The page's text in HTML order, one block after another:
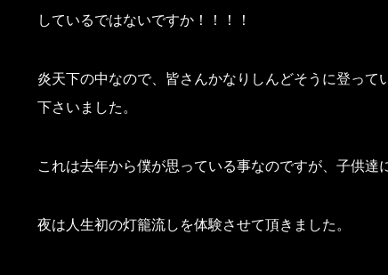
しているではないですか！！！！
炎天下の中なので、皆さんかなりしんどそうに登っ
下さいました。
これは去年から僕が思っている事なのですが、子供
夜は人生初の灯籠流しを体験させて頂きました。